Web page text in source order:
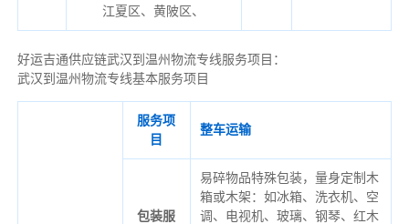
江夏区、黄陂区、
好运吉通供应链武汉到温州物流专线服务项目：
武汉到温州物流专线基本服务项目
服务项
目
整车运输
包装服
易碎物品特殊包装，量身定制木
箱或木架：如冰箱、洗衣机、空
调、电视机、玻璃、钢琴、红木